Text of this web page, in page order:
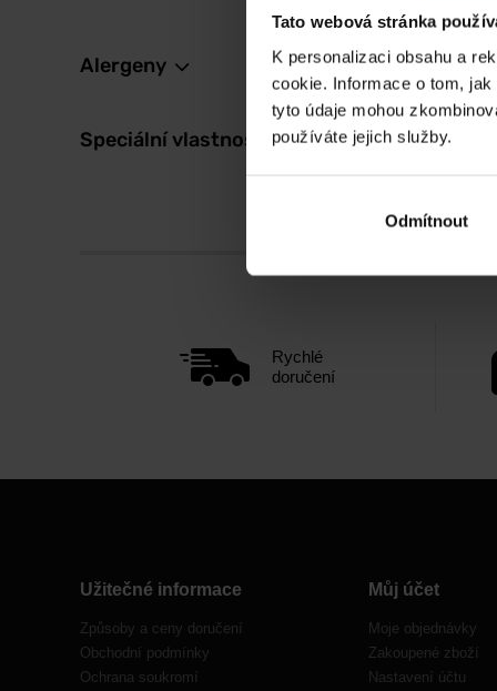
Tato webová stránka
K personalizaci obsahu a
cookie. Informace o tom,
tyto údaje mohou
používáte jejich služby.
Odmítnout
Alergeny
Speciální vlastnosti
Rychlé
doručení
Užitečné informace
Způsoby a ceny doručení
Obchodní podmínky
Ochrana soukromí
Můj účet
Moje objednávky
Zakoupené zboží
Nastavení účtu